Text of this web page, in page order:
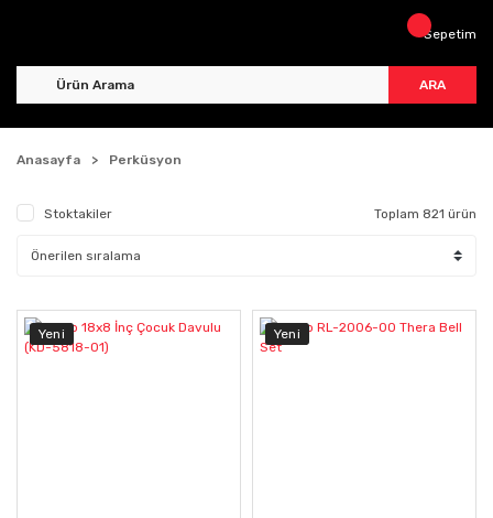
ARA
Sepetim
Anasayfa Perküsyon
Stoktakiler Toplam 821 ürün
Yeni Yeni